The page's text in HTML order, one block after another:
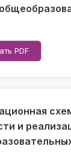
PDF
и